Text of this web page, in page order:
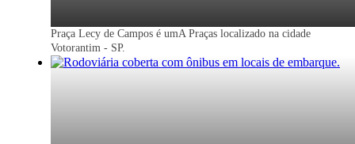
Praça Lecy de Campos é umA Praças localizado na cidade
Votorantim - SP.